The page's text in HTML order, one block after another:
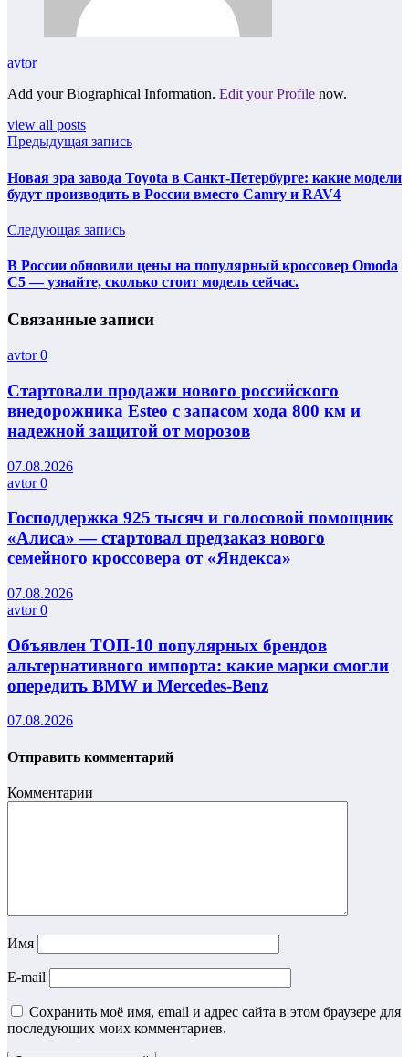
avtor
Add your Biographical Information. Edit your Profile now.
view all posts
Предыдущая запись
Новая эра завода Toyota в Санкт-Петербурге: какие модели
будут производить в России вместо Camry и RAV4
Следующая запись
В России обновили цены на популярный кроссовер Omoda
C5 — узнайте, сколько стоит модель сейчас.
Связанные записи
avtor0
Стартовали продажи нового российского
внедорожника Esteo с запасом хода 800 км и
надежной защитой от морозов
07.08.2026
avtor0
Господдержка 925 тысяч и голосовой помощник
«Алиса» — стартовал предзаказ нового
семейного кроссовера от «Яндекса»
07.08.2026
avtor0
Объявлен ТОП-10 популярных брендов
альтернативного импорта: какие марки смогли
опередить BMW и Mercedes-Benz
07.08.2026
Отправить комментарий
Комментарии
Имя
E-mail
Сохранить моё имя, email и адрес сайта в этом браузере для
последующих моих комментариев.